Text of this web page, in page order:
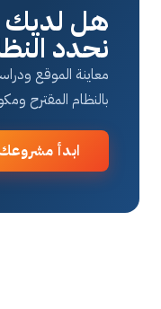
هل لديك
نحدد
معاينة الموقع
بالنظام المقترح
ابدأ